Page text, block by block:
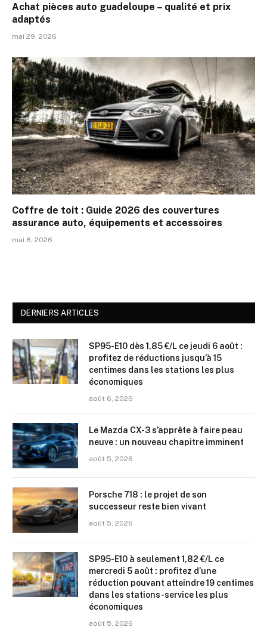
Achat pièces auto guadeloupe – qualité et prix
adaptés
mai 29, 2026
Coffre de toit : Guide 2026 des couvertures
assurance auto, équipements et accessoires
mai 8, 2026
DERNIERS ARTICLES
SP95-E10 dès 1,85 €/L ce jeudi 6 août :
profitez de réductions jusqu’à 15
centimes dans les stations les plus
économiques
août 6, 2026
Le Mazda CX-3 s’apprête à faire peau
neuve : un nouveau chapitre imminent
août 5, 2026
Porsche 718 : le projet de son
successeur reste bien vivant
août 5, 2026
SP95-E10 à seulement 1,82 €/L ce
mercredi 5 août : profitez d’une
réduction pouvant atteindre 19 centimes
dans les stations-service les plus
économiques
août 5, 2026